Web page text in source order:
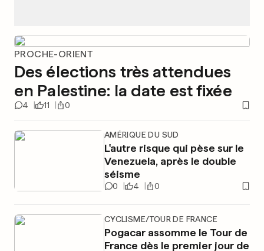
PROCHE-ORIENT
Des élections très attendues
en Palestine: la date est fixée
4 11 0
AMÉRIQUE DU SUD
L'autre risque qui pèse sur le
Venezuela, après le double
séisme
0 4 0
CYCLISME/TOUR DE FRANCE
Pogacar assomme le Tour de
France dès le premier jour de